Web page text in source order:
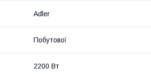
Adler
Побутової
2200 Вт